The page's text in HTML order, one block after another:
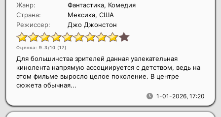
Жанр:
Фантастика, Комедия
Страна:
Мексика, США
Режиссер:
Джо Джонстон
Оценка: 9.3/10 (17)
1-01-2026, 17:20
Для большинства зрителей данная увлекательная
кинолента напрямую ассоциируется с детством, ведь на
этом фильме выросло целое поколение. В центре
сюжета обычная...